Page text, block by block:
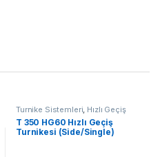
Turnike Sistemleri, Hızlı Geçiş
T 350 HG60 Hızlı Geçiş
Turnikesi (Side/Single)